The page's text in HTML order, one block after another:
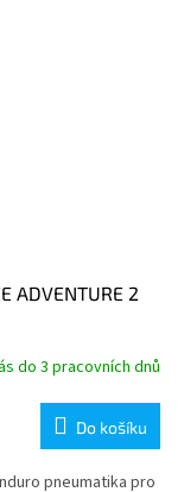
ADVENTURE 2
do 3 pracovních dnů
Do košíku
pneumatika pro